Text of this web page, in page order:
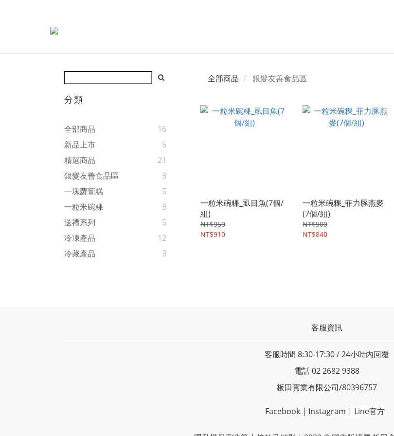
分類
全部商品
16
新品上市
5
精選商品
21
銀髮友善食品區
3
一塊蘿蔔糕
5
一粒米碗粿
3
送禮系列
5
冷凍產品
12
冷藏產品
3
全部商品 銀髮友善食品區
一粒米碗粿_虱目魚(7個/
組)
NT$950
NT$910
一粒米碗粿_菲力豚燕麥
(7個/組)
NT$900
NT$840
客服資訊
客服時間 8:30-17:30 / 24小時內回覆
電話 02 2682 9388
板田實業有限公司/80396757
Facebook | Instagram | Line官方